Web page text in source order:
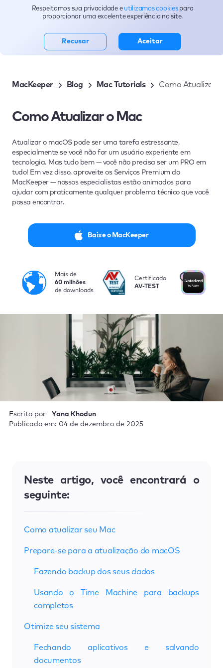
Blog
MacKeeper Blog Mac Tutorials Como Atualizar
Como Atualizar o Mac
Atualizar o macOS pode ser uma tarefa estressante,
especialmente se você não for um usuário experiente em
tecnologia. Mas tudo bem — você não precisa ser um PRO em
tudo! Em vez disso, aproveite os Serviços Premium do
MacKeeper — nossos especialistas estão animados para
ajudar com praticamente qualquer problema técnico que você
possa encontrar.
Baixe o MacKeeper
Mais de
60 milhões
de downloads
i
Certificado
AV-TEST
Escrito por
Yana Khodun
Publicado em: 04 de dezembro de 2025
Neste artigo, você encontrará o
seguinte:
Como atualizar seu Mac
Prepare-se para a atualização do macOS
Fazendo backup dos seus dados
Usando o Time Machine para backups
completos
Otimize seu sistema
Fechando aplicativos e salvando
documentos
Respeitamos sua privacidade e utilizamos cookies para
proporcionar uma excelente experiência no site.
Recusar Aceitar